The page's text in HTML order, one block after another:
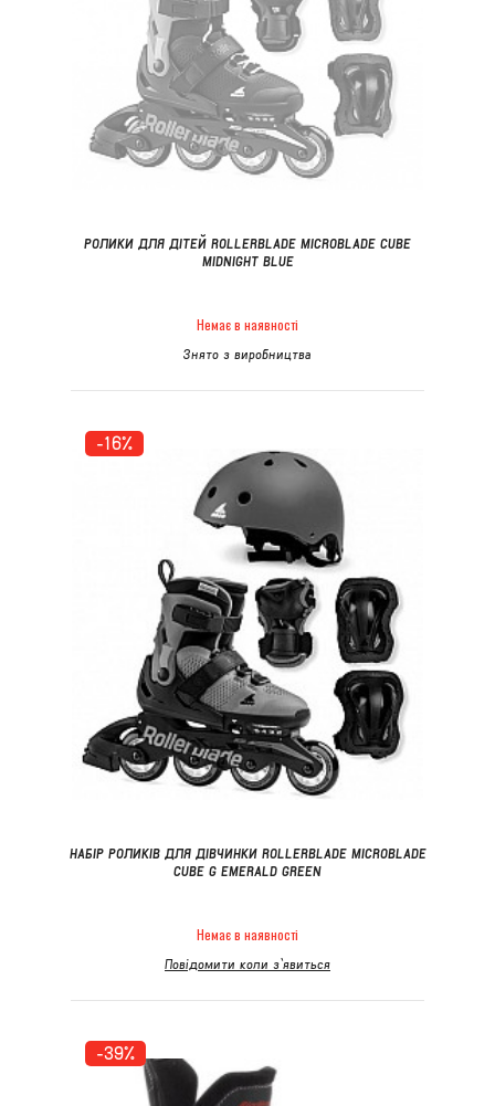
РОЛИКИ ДЛЯ ДІТЕЙ ROLLERBLADE MICROBLADE CUBE
MIDNIGHT BLUE
Немає в наявності
Знято з виробництва
-16%
НАБІР РОЛИКІВ ДЛЯ ДІВЧИНКИ ROLLERBLADE MICROBLADE
CUBE G EMERALD GREEN
Немає в наявності
Повідомити коли з`явиться
-39%